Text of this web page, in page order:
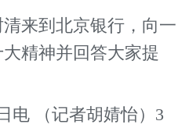
来到北京银行，向一
精神并回答大家提
（记者胡婧怡）3